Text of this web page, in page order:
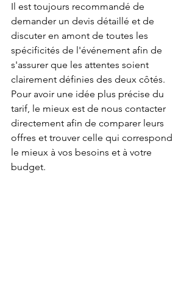
Il est toujours recommandé de
demander un devis détaillé et de
discuter en amont de toutes les
spécificités de l'événement afin de
s'assurer que les attentes soient
clairement définies des deux côtés.
Pour avoir une idée plus précise du
tarif, le mieux est de nous contacter
directement afin de comparer leurs
offres et trouver celle qui correspond
le mieux à vos besoins et à votre
budget.